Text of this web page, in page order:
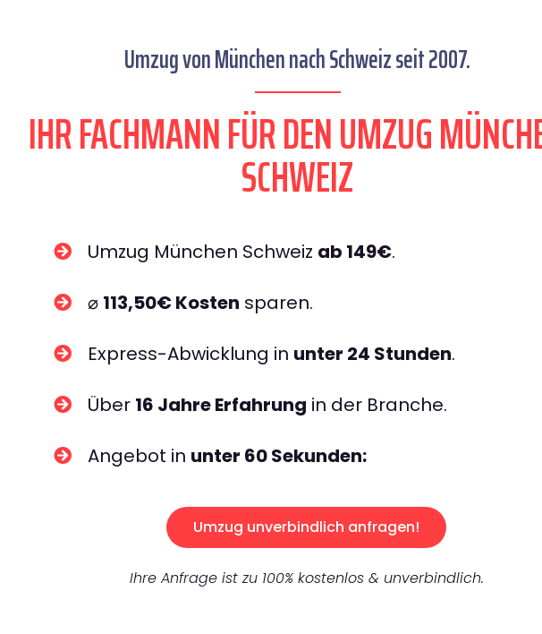
Umzug von München nach Schweiz seit 2007.
IHR FACHMANN FÜR DEN UMZUG
SCHWEIZ
Umzug München Schweiz ab 149€.
⌀ 113,50€ Kosten sparen.
Express-Abwicklung in unter 24 Stunden.
Über 16 Jahre Erfahrung in der Branche.
Angebot in unter 60 Sekunden:
Umzug unverbindlich anfragen!
Ihre Anfrage ist zu 100% kostenlos & unverbindlich.